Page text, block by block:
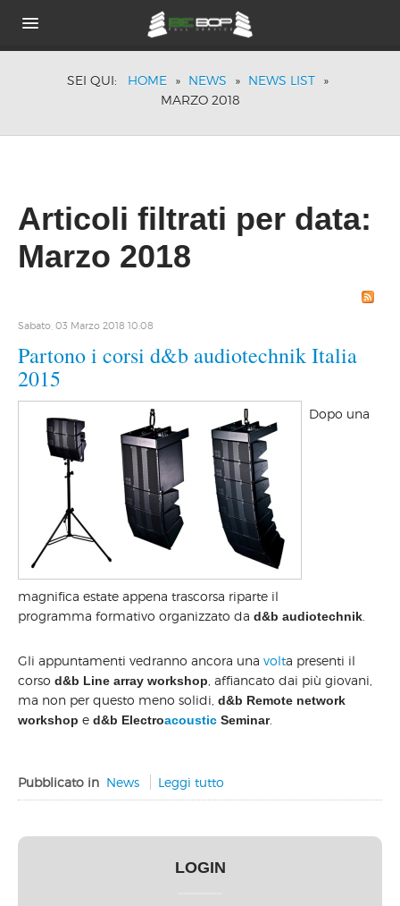
CHI SIAMO
BRANDS
DOVE SIAMO
NEWS
SEI QUI: HOME » NEWS » NEWS LIST »
MARZO 2018
Articoli filtrati per data:
Marzo 2018
Sabato, 03 Marzo 2018 10:08
Partono i corsi d&b audiotechnik Italia
2015
Dopo una
magnifica estate appena trascorsa riparte il
programma formativo organizzato da d&b audiotechnik
Gli appuntamenti vedranno ancora una volta presenti il
corso d&b Line array workshop , affiancato dai più giovani,
ma non per questo meno solidi, d&b Remote network
workshop e d&b Electroacoustic Seminar.
Pubblicato in News Leggi tutto
LOGIN